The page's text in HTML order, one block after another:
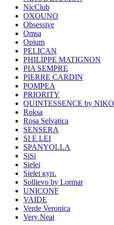
NicClub
OXOUNO
Obsessive
Omsa
Opium
PELICAN
PHILIPPE MATIGNON
PIA SEMPRE
PIERRE CARDIN
POMPEA
PRIORITY
QUINTESSENCE by
Roksa
Rosa Selvatica
SENSERA
SI E LEI
SPANYOLLA
SiSi
Sielei
Sielei куп.
Sollievo by Lormar
UNICONF
VAIDE
Verde Veronica
Very Neat